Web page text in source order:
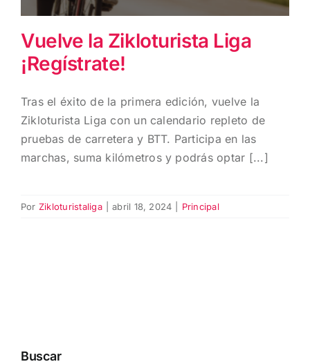
Vuelve la Zikloturista Liga
¡Regístrate!
Tras el éxito de la primera edición, vuelve la
Zikloturista Liga con un calendario repleto de
pruebas de carretera y BTT. Participa en las
marchas, suma kilómetros y podrás optar [...]
Por Zikloturistaliga abril 18, 2024 Principal
Buscar